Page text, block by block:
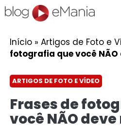
Início » Artigos de Foto e
fotografia que você
ARTIGOS DE FOTO E VÍDEO
Frases de
você NÃO